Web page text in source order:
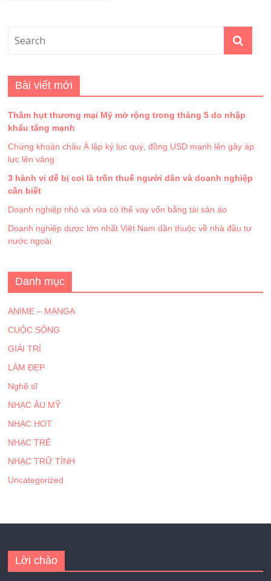
Bài viết mới
Thâm hụt thương mại Mỹ mở rộng trong tháng 5 do nhập
khẩu tăng mạnh
Chứng khoán châu Á lập kỷ lục quý, đồng USD mạnh lên gây áp
lực lên vàng
3 hành vi dễ bị coi là trốn thuế người dân và doanh nghiệp
cần biết
Doanh nghiệp nhỏ và vừa có thể vay vốn bằng tài sản ảo
Doanh nghiệp dược lớn nhất Việt Nam dần thuộc về nhà đầu tư
nước ngoài
Danh mục
ANIME – MANGA
CUỘC SỐNG
GIẢI TRÍ
LÀM ĐẸP
Nghệ sĩ
NHẠC ÂU MỸ
NHẠC HOT
NHẠC TRẺ
NHẠC TRỮ TÌNH
Uncategorized
Lời chào